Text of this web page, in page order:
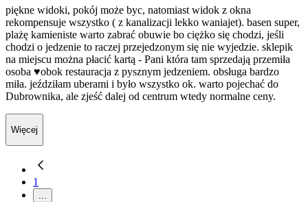
piękne widoki, pokój może byc, natomiast widok z okna
rekompensuje wszystko ( z kanalizacji lekko waniajet). basen super,
plażę kamieniste warto zabrać obuwie bo ciężko się chodzi, jeśli
chodzi o jedzenie to raczej przejedzonym się nie wyjedzie. sklepik
na miejscu można płacić kartą - Pani która tam sprzedają przemiła
osoba ♥️obok restauracja z pysznym jedzeniem. obsługa bardzo
miła. jeździłam uberami i było wszystko ok. warto pojechać do
Dubrownika, ale zjeść dalej od centrum wtedy normalne ceny.
Więcej
1
...